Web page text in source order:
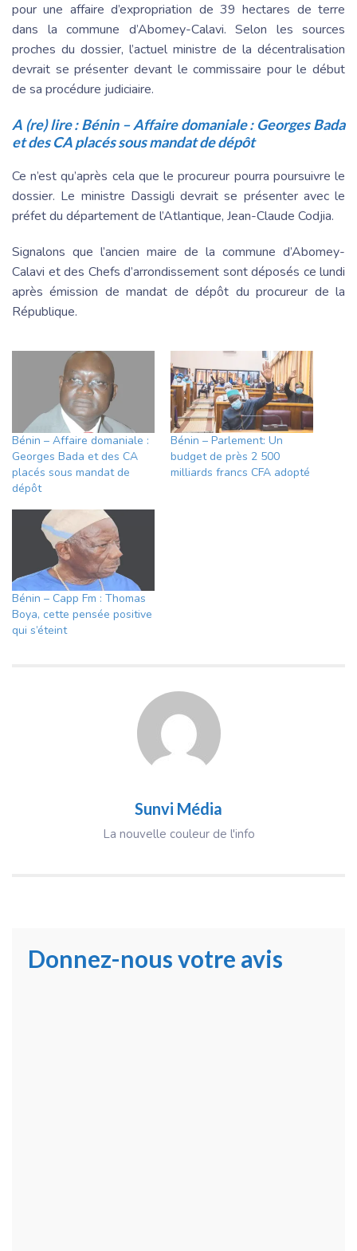
pour une affaire d’expropriation de 39 hectares de terre
dans la commune d’Abomey-Calavi. Selon les sources
proches du dossier, l’actuel ministre de la décentralisation
devrait se présenter devant le commissaire pour le début
de sa procédure judiciaire.
A (re) lire :Bénin – Affaire domaniale : Georges Bada
et des CA placés sous mandat de dépôt
Ce n’est qu’après cela que le procureur pourra poursuivre le
dossier. Le ministre Dassigli devrait se présenter avec le
préfet du département de l’Atlantique, Jean-Claude Codjia.
Signalons que l’ancien maire de la commune d’Abomey-
Calavi et des Chefs d’arrondissement sont déposés ce lundi
après émission de mandat de dépôt du procureur de la
République.
Bénin – Affaire domaniale :
Georges Bada et des CA
placés sous mandat de
dépôt
Bénin – Parlement: Un
budget de près 2 500
milliards francs CFA adopté
Bénin – Capp Fm : Thomas
Boya, cette pensée positive
qui s’éteint
Sunvi Média
La nouvelle couleur de l'info
Donnez-nous votre avis